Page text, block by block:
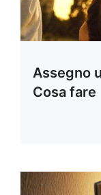
Assegno
Cosa fare